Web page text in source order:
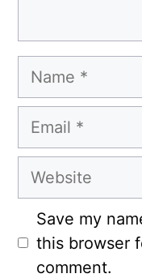
Name
Email
Website
Save my
this browser
comment.